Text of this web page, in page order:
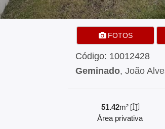
FOTOS
Código: 10012428
Geminado, João
51.42m²
Área privativa